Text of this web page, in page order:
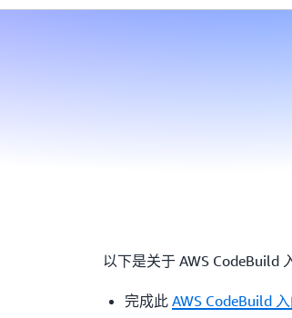
以下是关于 AWS CodeBuild
完成此 AWS CodeBuild